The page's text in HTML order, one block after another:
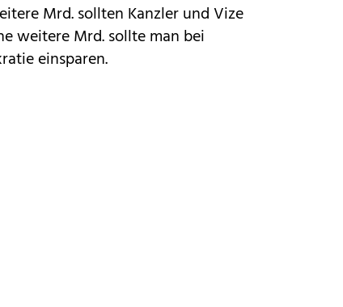
Mrd. sollten Kanzler und Vize
weitere Mrd. sollte man bei
einsparen.